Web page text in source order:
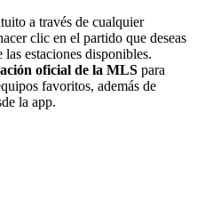
a través de cualquier
clic en el partido que deseas
estaciones disponibles.
oficial de la MLS para
favoritos, además de
la app.